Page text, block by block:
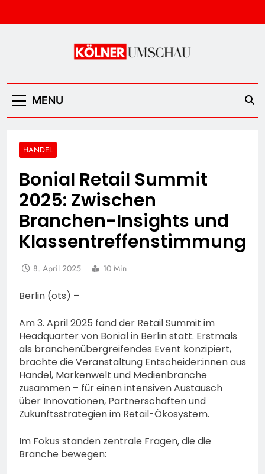
to
Kölner Umschau
MENU
HANDEL
Bonial Retail Summit
2025: Zwischen
Branchen-Insights und
Klassentreffenstimmung
8. April 2025 10 Min
Berlin (ots) –
Am 3. April 2025 fand der Retail Summit im
Headquarter von Bonial in Berlin statt. Erstmals
als branchenübergreifendes Event konzipiert,
brachte die Veranstaltung Entscheider:innen aus
Handel, Markenwelt und Medienbranche
zusammen – für einen intensiven Austausch
über Innovationen, Partnerschaften und
Zukunftsstrategien im Retail-Ökosystem.
Im Fokus standen zentrale Fragen, die die
Branche bewegen: